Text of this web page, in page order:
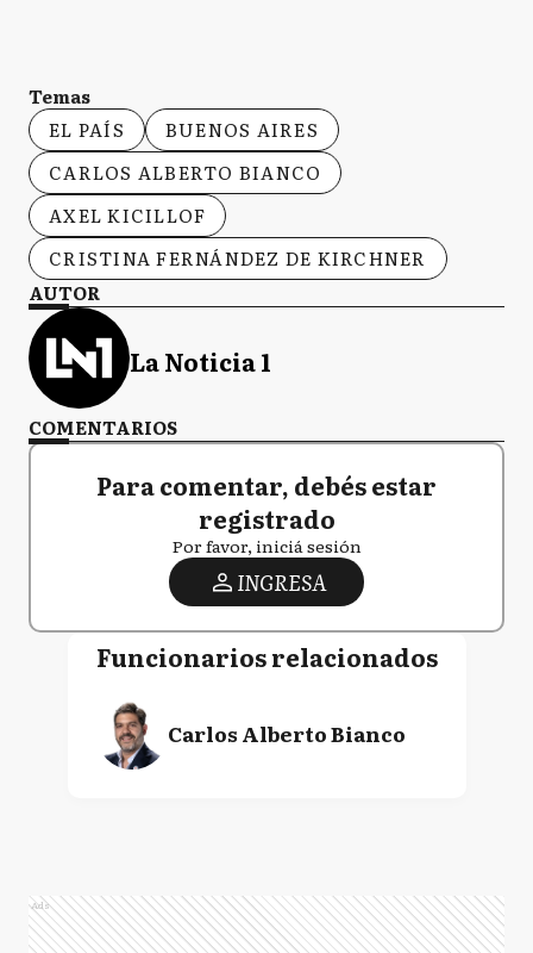
Temas
EL PAÍS
BUENOS AIRES
CARLOS ALBERTO BIANCO
AXEL KICILLOF
CRISTINA FERNÁNDEZ DE KIRCHNER
AUTOR
La Noticia 1
COMENTARIOS
Para comentar, debés estar
registrado
Por favor, iniciá sesión
INGRESA
Funcionarios relacionados
Carlos Alberto Bianco
Ads